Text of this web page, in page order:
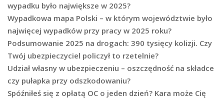
wypadku było największe w 2025?
Wypadkowa mapa Polski – w którym województwie było
najwięcej wypadków przy pracy w 2025 roku?
Podsumowanie 2025 na drogach: 390 tysięcy kolizji. Czy
Twój ubezpieczyciel policzył to rzetelnie?
Udział własny w ubezpieczeniu – oszczędność na składce
czy pułapka przy odszkodowaniu?
Spóźniłeś się z opłatą OC o jeden dzień? Kara może Cię